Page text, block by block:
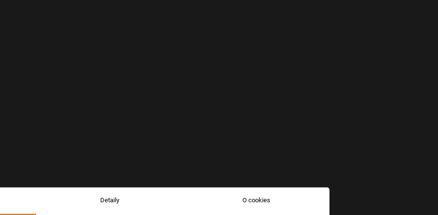
Detaily O cookies